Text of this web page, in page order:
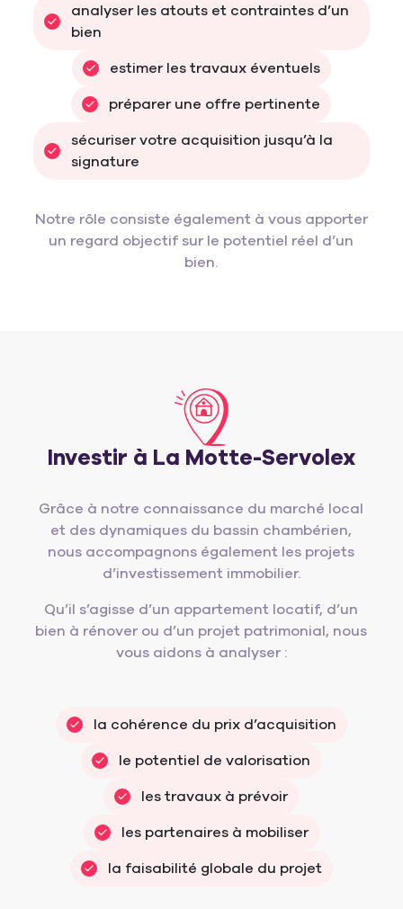
analyser les atouts et contraintes d’un
bien
estimer les travaux éventuels
préparer une offre pertinente
sécuriser votre acquisition jusqu’à la
signature
Notre rôle consiste également à vous apporter
un regard objectif sur le potentiel réel d’un
bien.
Investir à La Motte-Servolex
Grâce à notre connaissance du marché local
et des dynamiques du bassin chambérien,
nous accompagnons également les projets
d’investissement immobilier.
Qu’il s’agisse d’un appartement locatif, d’un
bien à rénover ou d’un projet patrimonial, nous
vous aidons à analyser :
la cohérence du prix d’acquisition
le potentiel de valorisation
les travaux à prévoir
les partenaires à mobiliser
la faisabilité globale du projet